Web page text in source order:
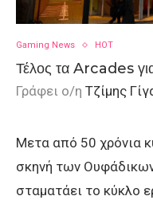
Gaming News HOT
Τέλος τα Arcades
Γράφει ο/η Τζίμης
Μετα από 50 χρόνια
σκηνή των
σταματάει το κύκλο